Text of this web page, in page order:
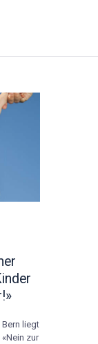
liegt
zur